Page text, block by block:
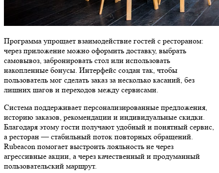
Программа упрощает взаимодействие гостей с рестораном:
через приложение можно оформить доставку, выбрать
самовывоз, забронировать стол или использовать
накопленные бонусы. Интерфейс создан так, чтобы
пользователь мог сделать заказ за несколько касаний, без
лишних шагов и переходов между сервисами.
Система поддерживает персонализированные предложения,
историю заказов, рекомендации и индивидуальные скидки.
Благодаря этому гости получают удобный и понятный сервис,
а ресторан — стабильный поток повторных обращений.
Rubeacon помогает выстроить лояльность не через
агрессивные акции, а через качественный и продуманный
пользовательский маршрут.